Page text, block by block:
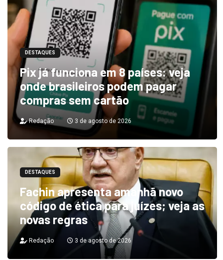
DESTAQUES
Pix já funciona em 8 países: veja
onde brasileiros podem pagar
compras sem cartão
Redação 3 de agosto de 2026
DESTAQUES
Fachin apresenta amanhã novo
código de ética para juízes; veja as
novas regras
Redação 3 de agosto de 2026